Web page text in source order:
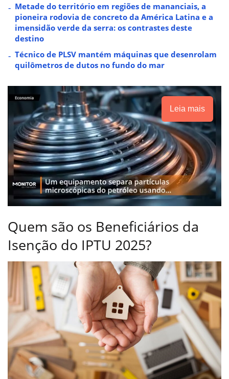
Metade do território em regiões de mananciais, a
pioneira rodovia de concreto da América Latina e a
imensidão verde da serra: os contrastes deste
destino
Técnico de PLSV mantém máquinas que desenrolam
quilômetros de dutos no fundo do mar
Leia mais
Quem são os Beneficiários da
Isenção do IPTU 2025?